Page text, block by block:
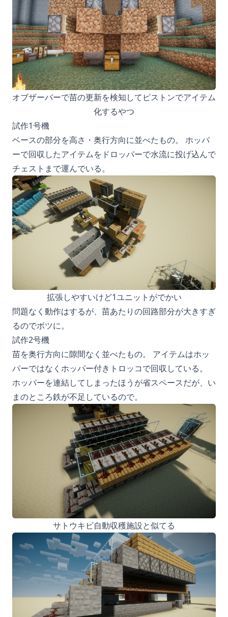
オブザーバーで苗の更新を検知してピストンでアイテム
化するやつ
試作1号機
ベースの部分を高さ・奥行方向に並べたもの。 ホッパ
ーで回収したアイテムをドロッパーで水流に投げ込んで
チェストまで運んでいる。
拡張しやすいけど1ユニットがでかい
問題なく動作はするが、苗あたりの回路部分が大きすぎ
るのでボツに。
試作2号機
苗を奥行方向に隙間なく並べたもの。 アイテムはホッ
パーではなくホッパー付きトロッコで回収している。
ホッパーを連結してしまったほうが省スペースだが、い
まのところ鉄が不足しているので。
サトウキビ自動収穫施設と似てる